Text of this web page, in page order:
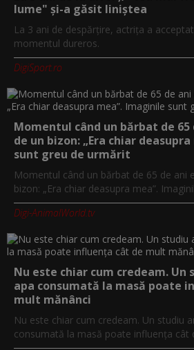
lume" și-a găsit liniștea
La 3 ani de despărțire, actrița a
momentul dureros.
DigiSport.ro
Momentul când un bărbat de
de un bizon: „Era chiar
sunt greu de urmărit
Momentul când un bărbat de 65 de ani
bizon: „Era chiar deasupra mea”.
Digi-AnimalWorld.tv
Nu este chiar cum credeam. Un
apa consumată la masă poate
mult mănânci
Nu este chiar cum credeam. Un studiu
consumată la masă poate influența cât